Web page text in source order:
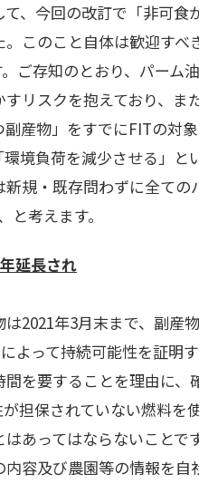
、今回の改訂で「非可
このこと自体は歓迎すべ
ご存知のとおり、パー
リスクを抱えており、
産物」をすでにFITの対
境負荷を減少させる」と
規・既存問わずに全て
考えます。
延長され
の収
2021年3月末まで、副産
によって持続可能性を証
を要することを理由に
担保されていない燃料を
あってはならないこと
容及び農園等の情報を